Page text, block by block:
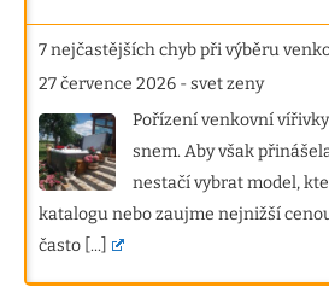
7 nejčastějších chyb při výběru
27 července 2026 -svet zeny
Pořízení venkovní
snem. Aby však
nestačí vybrat model,
katalogu nebo zaujme nejnižší
často [...]